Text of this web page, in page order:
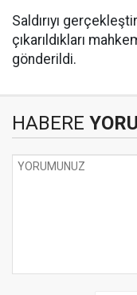
Saldırıyı
çıkarıldıkları
gönderildi.
HABERE